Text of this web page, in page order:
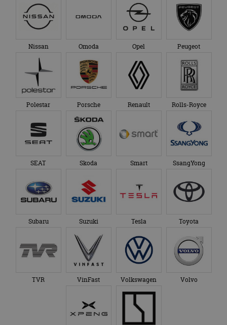
Nissan Omoda Opel Peugeot
Polestar Porsche Renault Rolls-Royce
SEAT Skoda Smart SsangYong
Subaru Suzuki Tesla Toyota
TVR VinFast Volkswagen Volvo